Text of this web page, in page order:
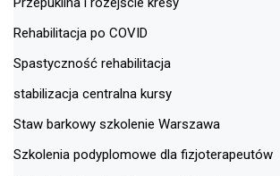
Rehabilitacja po COVID
Spastyczność rehabilitacja
stabilizacja centralna kursy
Staw barkowy szkolenie Warszawa
Szkolenia podyplomowe dla fizjoterapeutów